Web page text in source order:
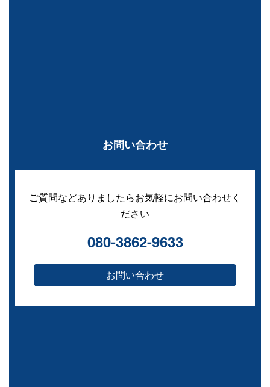
お問い合わせ
ご質問などありましたらお気軽にお問い合わせく
ださい
080-3862-9633
お問い合わせ